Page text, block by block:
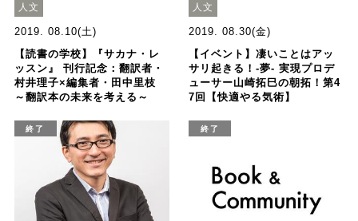
人文
2019. 08.10(土)
【読書の学校】『サカナ・レ
ッスン』 刊行記念：翻訳者・
村井理子×編集者・田中里枝
～翻訳本の未来を考える～
人文
2019. 08.30(金)
【イベント】凄いことはアッ
サリ起きる！-夢- 実現プロデ
ューサー山崎拓巳の朝拓！第4
7回【快適やる気術】
終了 終了